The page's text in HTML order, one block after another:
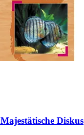
Majestätische Diskus